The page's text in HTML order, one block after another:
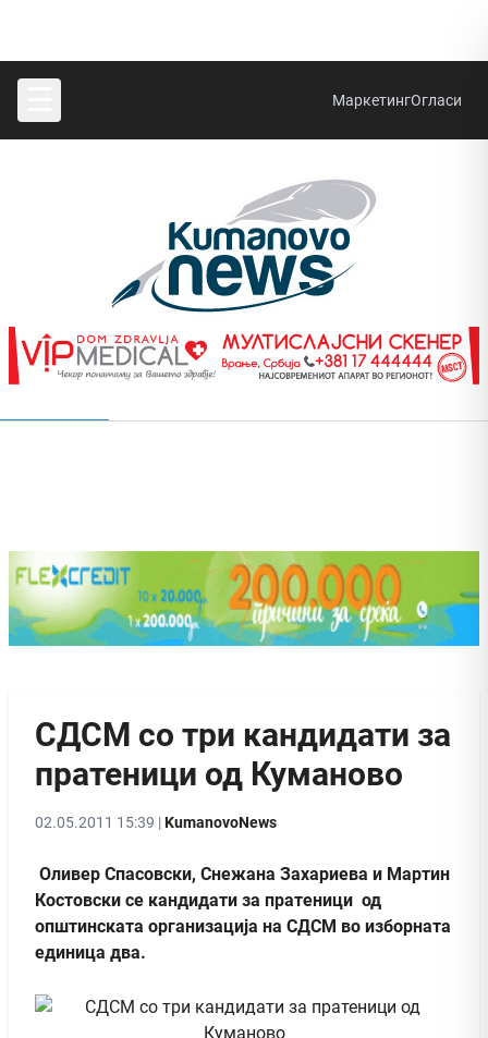
МаркетингОгласи
СДСМ со три кандидати за
пратеници од Куманово
02.05.2011 15:39 |KumanovoNews
Оливер Спасовски, Снежана Захариева и Мартин
Костовски се кандидати за пратеници од
општинската организација на СДСМ во изборната
единица два.